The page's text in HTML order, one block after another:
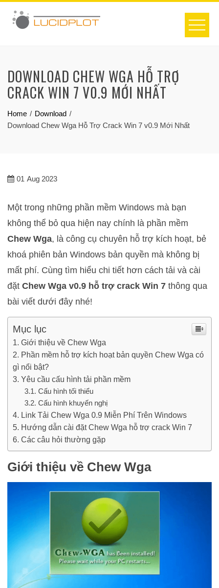
DOWNLOAD CHEW WGA HỖ TRỢ
CRACK WIN 7 V0.9 MỚI NHẤT
Home
Download
Download Chew Wga Hỗ Trợ Crack Win 7 v0.9 Mới Nhất
01 Aug 2023
Một trong những phần mềm Windows mà bạn
không thể bỏ qua hiện nay chính là phần mềm
Chew Wga, là công cụ chuyên hỗ trợ kích hoạt, bẻ
khoá phiên bản Windows bản quyền mà không bị
mất phí. Cùng tìm hiểu chi tiết hơn cách tải và cài
đặt Chew Wga v0.9 hỗ trợ crack Win 7 thông qua
bài viết dưới đây nhé!
Mục lục
Giới thiệu về Chew Wga
Phần mềm hỗ trợ kích hoạt bản quyền Chew Wga có
gì nổi bật?
Yêu cầu cấu hình tải phần mềm
Cấu hình tối thiểu
Cấu hình khuyến nghị
Link Tải Chew Wga 0.9 Miễn Phí Trên Windows
Hướng dẫn cài đặt Chew Wga hỗ trợ crack Win 7
Các câu hỏi thường gặp
Giới thiệu về Chew Wga